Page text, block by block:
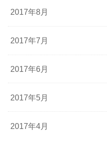
2017年8月
2017年7月
2017年6月
2017年5月
2017年4月